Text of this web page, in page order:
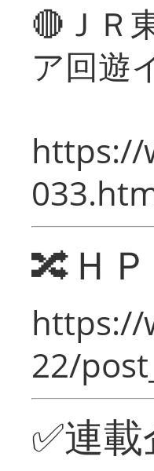
🔴ＪＲ
ア回遊
https://
🔀Ｈ
https://
22/
✅連